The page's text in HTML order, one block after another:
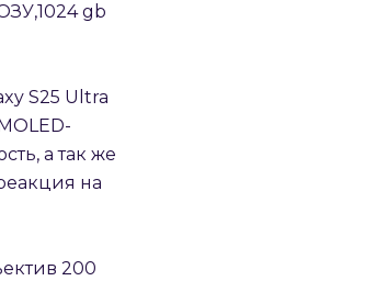
gb
S25 Ultra
а так же
на
200